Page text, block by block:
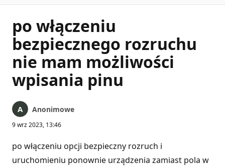
po włączeniu
bezpiecznego rozruchu
nie mam możliwości
wpisania pinu
Anonimowe
9 wrz 2023, 13:46
po włączeniu opcji bezpieczny rozruch i
uruchomieniu ponownie urządzenia zamiast pola w